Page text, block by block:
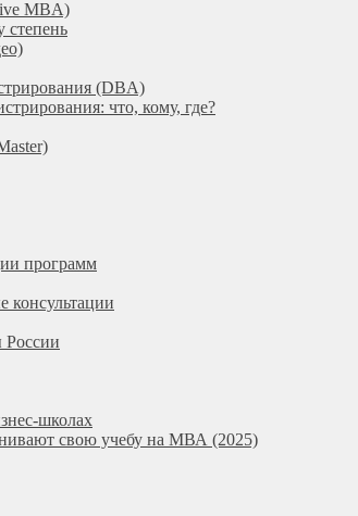
MBA)
степень
(DBА)
что, кому, где?
программ
консультации
школах
свою учебу на МВА (2025)